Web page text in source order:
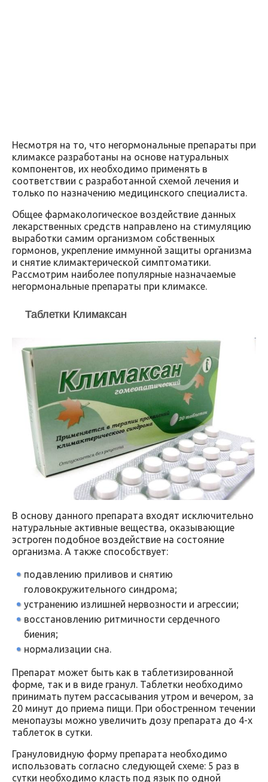
Несмотря на то, что негормональные препараты при
климаксе разработаны на основе натуральных
компонентов, их необходимо применять в
соответствии с разработанной схемой лечения и
только по назначению медицинского специалиста.
Общее фармакологическое воздействие данных
лекарственных средств направлено на стимуляцию
выработки самим организмом собственных
гормонов, укрепление иммунной защиты организма
и снятие климактерической симптоматики.
Рассмотрим наиболее популярные назначаемые
негормональные препараты при климаксе.
Таблетки Климаксан
В основу данного препарата входят исключительно
натуральные активные вещества, оказывающие
эстроген подобное воздействие на состояние
организма. А также способствует:
подавлению приливов и снятию
головокружительного синдрома;
устранению излишней нервозности и агрессии;
восстановлению ритмичности сердечного
биения;
нормализации сна.
Препарат может быть как в таблетизированной
форме, так и в виде гранул. Таблетки необходимо
принимать путем рассасывания утром и вечером, за
20 минут до приема пищи. При обостренном течении
менопаузы можно увеличить дозу препарата до 4-х
таблеток в сутки.
Грануловидную форму препарата необходимо
использовать согласно следующей схеме: 5 раз в
сутки необходимо класть под язык по одной